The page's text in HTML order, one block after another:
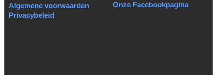
Algemene voorwaarden
Privacybeleid
Onze Facebookpagina